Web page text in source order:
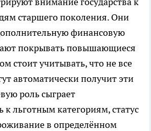
старшего поколения. Они
финансовую
покрывать повышающиеся
стоит учитывать, что не все
автоматически получит эти
роль сыграет
к льготным категориям, статус
в определённом